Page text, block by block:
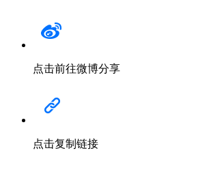
点击前往微博分享
点击复制链接